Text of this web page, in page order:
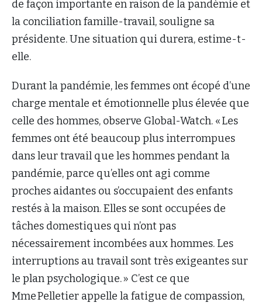
de façon importante en raison de la pandémie et
la conciliation famille-travail, souligne sa
présidente. Une situation qui durera, estime-t-
elle.
Durant la pandémie, les femmes ont écopé d’une
charge mentale et émotionnelle plus élevée que
celle des hommes, observe Global-Watch. « Les
femmes ont été beaucoup plus interrompues
dans leur travail que les hommes pendant la
pandémie, parce qu’elles ont agi comme
proches aidantes ou s’occupaient des enfants
restés à la maison. Elles se sont occupées de
tâches domestiques qui n’ont pas
nécessairement incombées aux hommes. Les
interruptions au travail sont très exigeantes sur
le plan psychologique. » C’est ce que
Mme Pelletier appelle la fatigue de compassion,